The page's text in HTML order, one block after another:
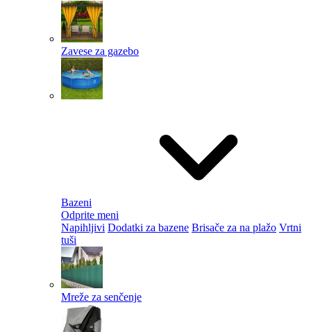
Zavese za gazebo
Bazeni
Odprite meni
Napihljivi Dodatki za bazene Brisače za na plažo Vrtni
tuši
Mreže za senčenje